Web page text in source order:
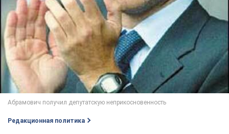
Редакционная политика